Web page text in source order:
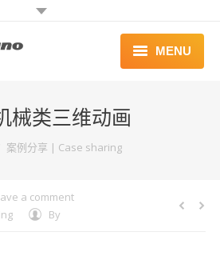
MENU
例 | WORKS
械类三维动画
案例分享 | Case sharing
a comment
By